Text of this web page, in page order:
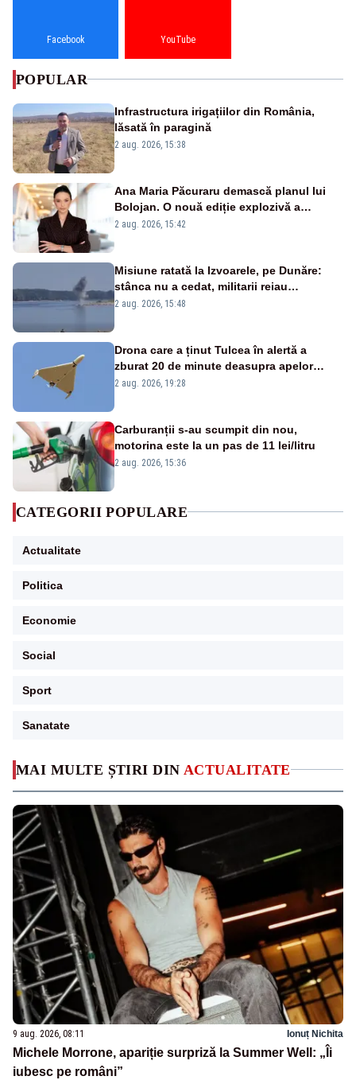
MAI MULTE ȘTIRI DIN ACTUALITATE
9 aug. 2026, 08:11 Ionuț Nichita
Michele Morrone, apariție surpriză la Summer Well: „Îi
iubesc pe români”
Facebook YouTube
POPULAR
Infrastructura irigațiilor din România,
lăsată în paragină
2 aug. 2026, 15:38
Ana Maria Păcuraru demască planul lui
Bolojan. O nouă ediție explozivă a
emisiunii „Miza Zilei” la Realitatea PLUS
2 aug. 2026, 15:42
Misiune ratată la Izvoarele, pe Dunăre:
stânca nu a cedat, militarii reiau
detonările luni – VIDEO
2 aug. 2026, 15:48
Drona care a ținut Tulcea în alertă a
zburat 20 de minute deasupra apelor
României. Au fost ridicate două F-16
2 aug. 2026, 19:28
Carburanții s-au scumpit din nou,
motorina este la un pas de 11 lei/litru
2 aug. 2026, 15:36
CATEGORII POPULARE
Actualitate
Politica
Economie
Social
Sport
Sanatate